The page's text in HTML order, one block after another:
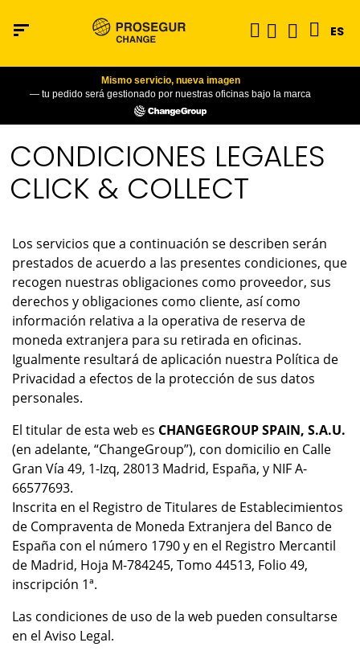
ES
Mismo servicio, nueva imagen
— tu pedido será gestionado por nuestras oficinas bajo la marca
CONDICIONES LEGALES
CLICK & COLLECT
Los servicios que a continuación se describen serán
prestados de acuerdo a las presentes condiciones, que
recogen nuestras obligaciones como proveedor, sus
derechos y obligaciones como cliente, así como
información relativa a la operativa de reserva de
moneda extranjera para su retirada en oficinas.
Igualmente resultará de aplicación nuestra Política de
Privacidad a efectos de la protección de sus datos
personales.
El titular de esta web es CHANGEGROUP SPAIN, S.A.U.
(en adelante, “ChangeGroup”), con domicilio en Calle
Gran Vía 49, 1-Izq, 28013 Madrid, España, y NIF A-
66577693.
Inscrita en el Registro de Titulares de Establecimientos
de Compraventa de Moneda Extranjera del Banco de
España con el número 1790 y en el Registro Mercantil
de Madrid, Hoja M-784245, Tomo 44513, Folio 49,
inscripción 1ª.
Las condiciones de uso de la web pueden consultarse
en el Aviso Legal.